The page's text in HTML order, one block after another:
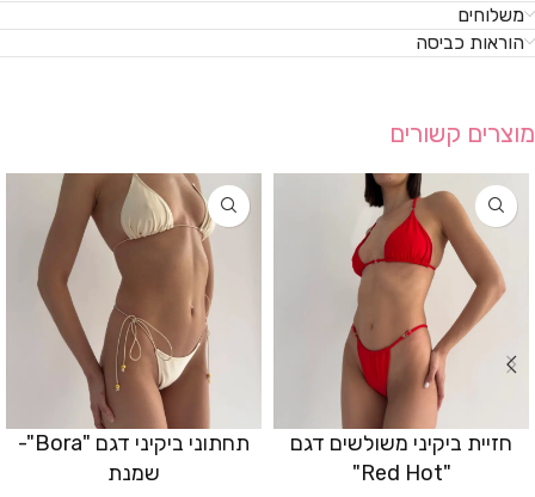
משלוחים
הוראות כביסה
מוצרים קשורים
חזיית ביקיני משולשים דגם
"Red Hot"
תחתוני ביקיני דגם "Bora"-
שמנת